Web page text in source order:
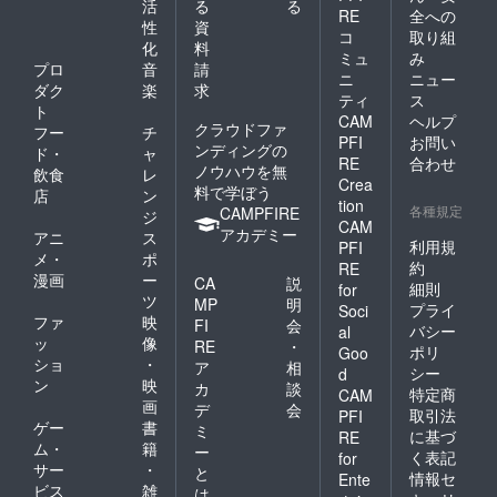
活
性
化
プロ
ダク
ト
音
楽
フー
ド・
飲食
店
チ
ャ
レ
ン
ジ
アニ
メ・
漫画
ス
ポ
ー
ツ
ファ
ッ
ショ
ン
映
像
・
映
画
ゲー
ム・
サー
ビス
書
籍
・
雑
る
る
資
料
請
求
クラウドファ
ンディングの
ノウハウを無
料で学ぼう
CAMPFIRE
アカデミー
CA
MP
FI
RE
ア
カ
デ
ミ
ー
と
説
明
会
・
相
談
会
RE
コ
ミュ
ニ
ティ
CAM
PFI
RE
Crea
tion
CAM
PFI
RE
for
Soci
al
Goo
d
CAM
PFI
RE
for
Ente
全への
取り組
み
ニュー
ス
ヘルプ
お問い
合わせ
各種規定
利用規
約
細則
プライ
バシー
ポリ
シー
特定商
取引法
に基づ
く表記
情報セ